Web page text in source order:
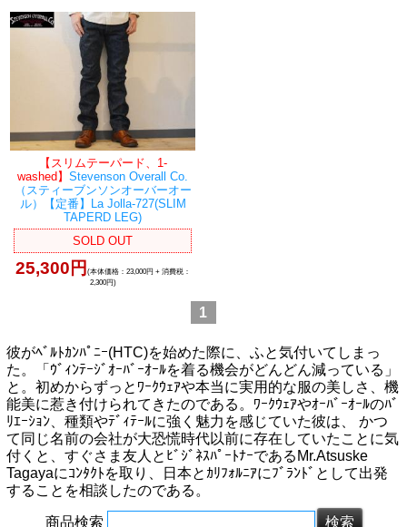
【スリムテーパード、1-
washed】Stevenson Overall Co.
（スティーブンソンオーバーオー
ル）【定番】La Jolla-727(SLIM
TAPERD LEG)
SOLD OUT
25,300円 (本体価格：23,000円 + 消費税：
2,300円)
1
彼がﾍﾞﾙﾄｶﾝﾊﾟﾆｰ(HTC)を始めた際に、ふと気付いてしまっ
た。「ｳﾞｨﾝﾃｰｼﾞｵｰﾊﾞｰｵｰﾙを着る機会がどんどん減っている」
と。初めからずっとﾜｰｸｳｪｱや本当に実用的な服の美しさ、機
能美に惹き付けられてきたのである。ﾜｰｸｳｪｱやｵｰﾊﾞｰｵｰﾙのﾊﾞ
ﾘｴｰｼｮﾝ、種類やﾃﾞｨﾃｰﾙに強く魅力を感じていた彼は、 かつ
て同じ名前の会社が大恐慌時代以前に存在していたことに気
付くと、すぐさま友人とﾋﾞｼﾞﾈｽﾊﾟｰﾄﾅｰであるMr.Atsuske
Tagayaにｺﾝﾀｸﾄを取り、日本とｶﾘﾌｫﾙﾆｱにﾌﾞﾗﾝﾄﾞとして出発
することを相談したのである。
商品検索